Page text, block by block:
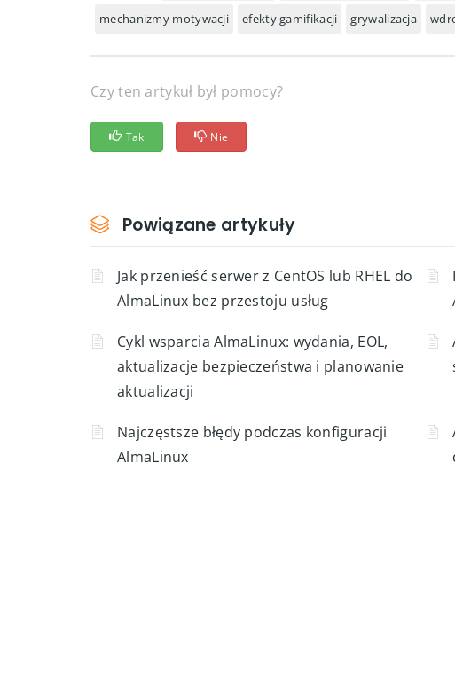
mechanizmy motywacji efekty gamifikacji
Tak Nie
Powiązane artykuły
Jak przenieść serwer z CentOS lub RHEL do
AlmaLinux bez przestoju usług
Cykl wsparcia AlmaLinux: wydania, EOL,
aktualizacje bezpieczeństwa i planowanie